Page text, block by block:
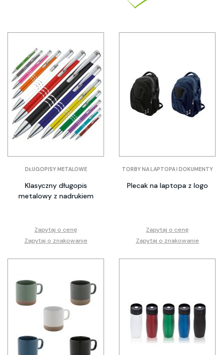
DŁUGOPISY METALOWE
Klasyczny długopis
metalowy z nadrukiem
Zapytaj o cenę
Zapytaj o znakowanie
TORBY NA LAPTOPA I DOKUMENTY
Plecak na laptopa z logo
Zapytaj o cenę
Zapytaj o znakowanie